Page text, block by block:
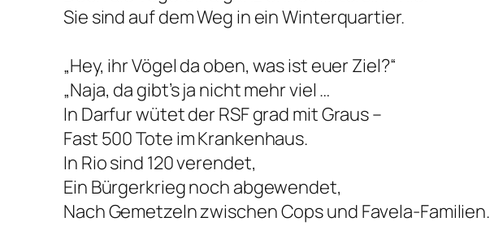
Sie sind auf dem Weg in ein Winterquartier.
„Hey, ihr Vögel da oben, was ist euer Ziel?“
„Naja, da gibt’s ja nicht mehr viel …
In Darfur wütet der RSF grad mit Graus –
Fast 500 Tote im Krankenhaus.
In Rio sind 120 verendet,
Ein Bürgerkrieg noch abgewendet,
Nach Gemetzeln zwischen Cops und Favela-Familien.